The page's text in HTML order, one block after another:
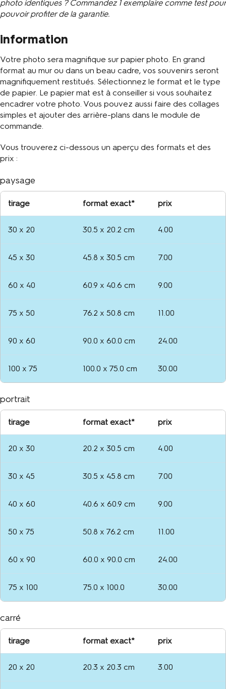
photo identiques ? Commandez 1 exemplaire comme test pour
pouvoir profiter de la garantie.
information
Votre photo sera magnifique sur papier photo. En grand
format au mur ou dans un beau cadre, vos souvenirs seront
magnifiquement restitués. Sélectionnez le format et le type
de papier. Le papier mat est à conseiller si vous souhaitez
encadrer votre photo. Vous pouvez aussi faire des collages
simples et ajouter des arrière-plans dans le module de
commande.
Vous trouverez ci-dessous un aperçu des formats et des
prix :
paysage
tirage format exact* prix
30 x 20 30.5 x 20.2 cm 4.00
45 x 30 45.8 x 30.5 cm 7.00
60 x 40 60.9 x 40.6 cm 9.00
75 x 50 76.2 x 50.8 cm 11.00
90 x 60 90.0 x 60.0 cm 24.00
100 x 75 100.0 x 75.0 cm 30.00
portrait
tirage format exact* prix
20 x 30 20.2 x 30.5 cm 4.00
30 x 45 30.5 x 45.8 cm 7.00
40 x 60 40.6 x 60.9 cm 9.00
50 x 75 50.8 x 76.2 cm 11.00
60 x 90 60.0 x 90.0 cm 24.00
75 x 100 75.0 x 100.0 30.00
carré
tirage format exact* prix
20 x 20 20.3 x 20.3 cm 3.00